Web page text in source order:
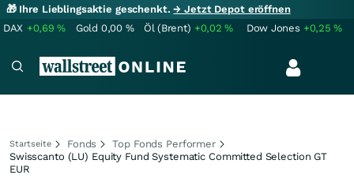
🎁 Ihre Lieblingsaktie geschenkt.→ Jetzt Depot eröffnen
DAX +0,69% Gold 0,00 % Öl (Brent) +0,02% Dow Jones +0,25%
Startseite Fonds
Top Fonds Performer
Swisscanto (LU) Equity Fund Systematic Committed Selection GT
EUR